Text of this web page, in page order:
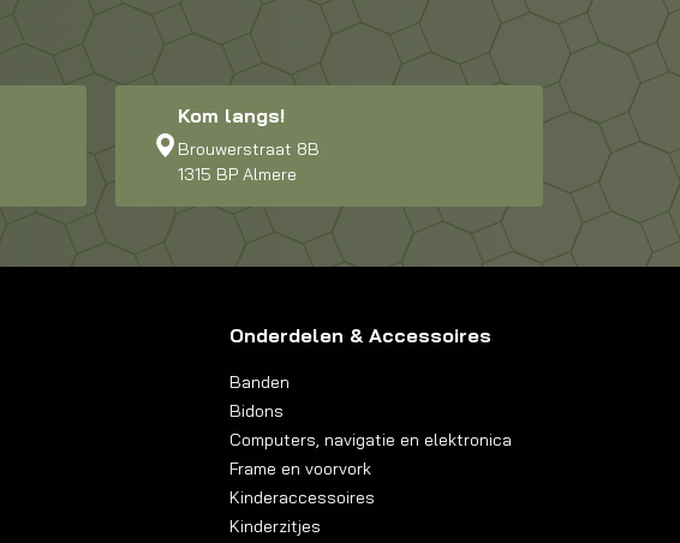
Kom langs!
Brouwerstraat 8B
1315 BP Almere
Onderdelen & Accessoires
Banden
Bidons
Computers, navigatie en elektronica
Frame en voorvork
Kinderaccessoires
Kinderzitjes